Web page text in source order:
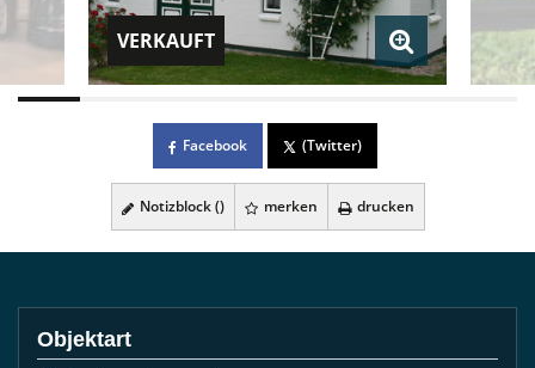
VERKAUFT
Facebook (Twitter)
Notizblock () merken drucken
Objektart